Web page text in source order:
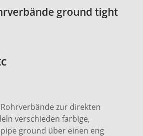
ground tight
zur direkten
verschieden farbige,
ground über einen eng